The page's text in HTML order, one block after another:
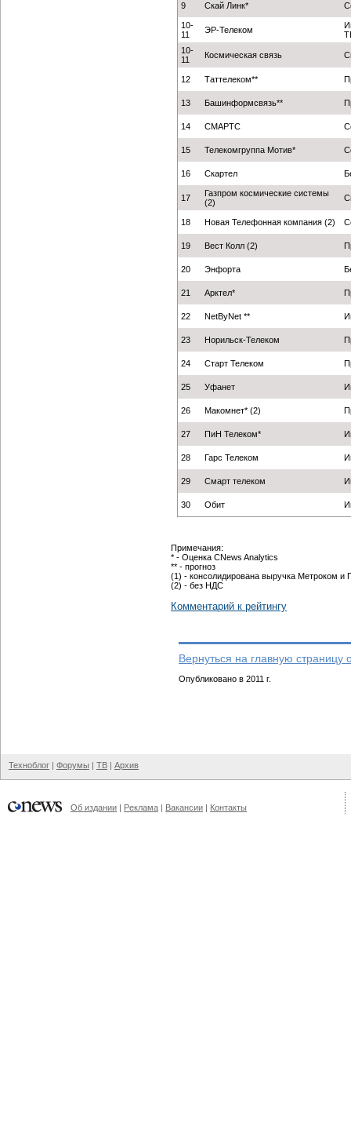
9 Скай Линк*
10-
11
ЭР-Телеком
10-
11
Космическая связь
12 Таттелеком**
13 Башинформсвязь**
14 СМАРТС
15 Телекомгруппа Мотив*
16 Скартел
17
Газпром космические системы
(2)
18 Новая Телефонная компания (2)
19 Вест Колл (2)
20 Энфорта
21 Арктел*
22 NetByNet **
23 Норильск-Телеком
24 Старт Телеком
25 Уфанет
26 Макомнет* (2)
27 ПиН Телеком*
28 Гарс Телеком
29 Смарт телеком
30 Обит
Примечания:
* - Оценка CNews Analytics
** - прогноз
(1) - консолидирована выручка Метроком и
(2) - без НДС
Комментарий к рейтингу
Вернуться на главную страницу
Опубликовано в 2011 г.
Техноблог | Форумы | ТВ | Архив
Об издании | Реклама | Вакансии | Контакты